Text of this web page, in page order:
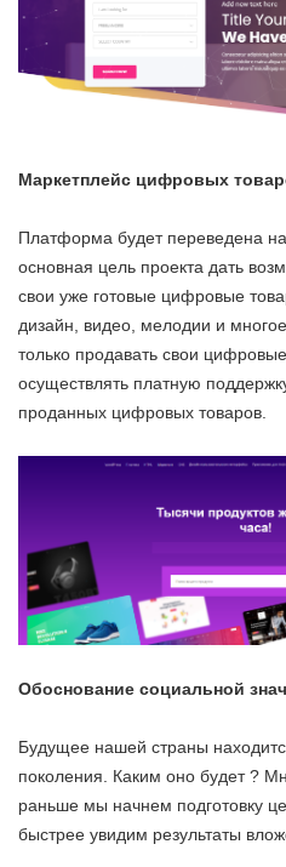
Маркетплейс цифровых
Платформа будет переведена
основная цель проекта дать
свои уже готовые цифровые
дизайн, видео, мелодии и
только продавать свои
осуществлять платную
проданных цифровых товаров.
Обоснование социальной
Будущее нашей страны
поколения. Каким оно будет ?
раньше мы начнем подготовку
быстрее увидим результаты